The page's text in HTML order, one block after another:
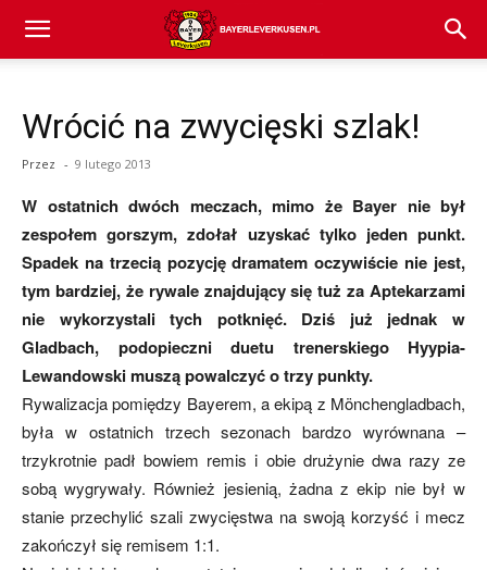
Bayer
Leverkusen
(transfery,
mecze,
Wrócić na zwycięski szlak!
Przez - 9 lutego 2013
W ostatnich dwóch meczach, mimo że Bayer nie był
zespołem gorszym, zdołał uzyskać tylko jeden punkt.
Spadek na trzecią pozycję dramatem oczywiście nie jest,
tym bardziej, że rywale znajdujący się tuż za Aptekarzami
nie wykorzystali tych potknięć. Dziś już jednak w
Gladbach, podopieczni duetu trenerskiego Hyypia-
Lewandowski muszą powalczyć o trzy punkty.
Rywalizacja pomiędzy Bayerem, a ekipą z Mönchengladbach,
była w ostatnich trzech sezonach bardzo wyrównana –
trzykrotnie padł bowiem remis i obie drużynie dwa razy ze
sobą wygrywały. Również jesienią, żadna z ekip nie był w
stanie przechylić szali zwycięstwa na swoją korzyść i mecz
zakończył się remisem 1:1.